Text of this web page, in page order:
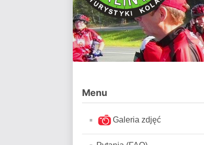
Menu
Galeria zdjęć